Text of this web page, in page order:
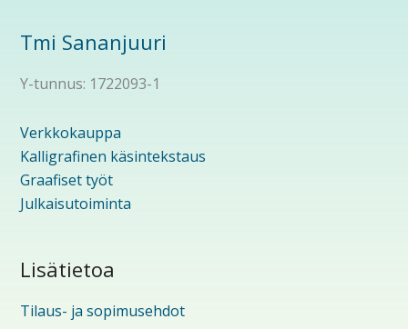
Tmi Sananjuuri
Y-tunnus: 1722093-1
Verkkokauppa
Kalligrafinen käsintekstaus
Graafiset työt
Julkaisutoiminta
Lisätietoa
Tilaus- ja sopimusehdot